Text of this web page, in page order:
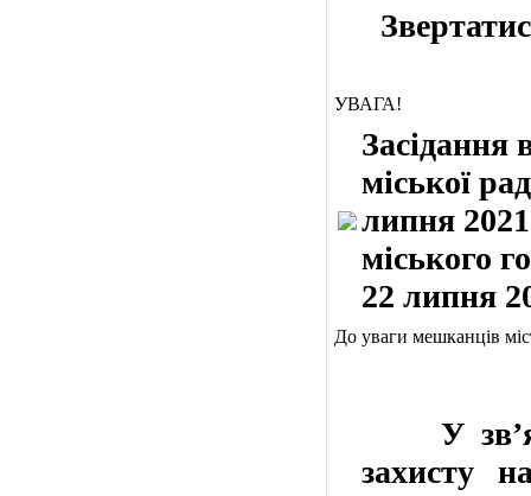
УВАГА!
Засідання
міської
липня
міського
22 липня
До уваги мешканців
У
захисту